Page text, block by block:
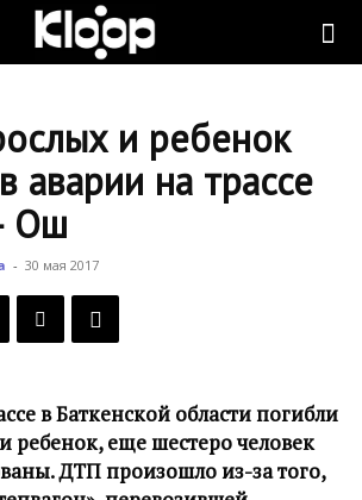
и ребенок
аварии на трассе
Ош
- 30 мая 2017
в Баткенской области погибли
ребенок, еще шестеро человек
ДТП произошло из-за того,